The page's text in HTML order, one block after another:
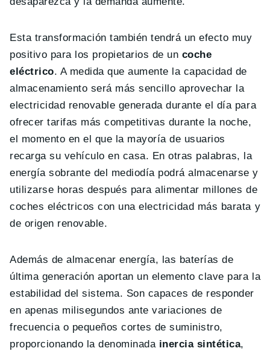
Esta transformación también tendrá un efecto muy
positivo para los propietarios de un coche
eléctrico. A medida que aumente la capacidad de
almacenamiento será más sencillo aprovechar la
electricidad renovable generada durante el día para
ofrecer tarifas más competitivas durante la noche,
el momento en el que la mayoría de usuarios
recarga su vehículo en casa. En otras palabras, la
energía sobrante del mediodía podrá almacenarse y
utilizarse horas después para alimentar millones de
coches eléctricos con una electricidad más barata y
de origen renovable.
Además de almacenar energía, las baterías de
última generación aportan un elemento clave para la
estabilidad del sistema. Son capaces de responder
en apenas milisegundos ante variaciones de
frecuencia o pequeños cortes de suministro,
proporcionando la denominada inercia sintética,